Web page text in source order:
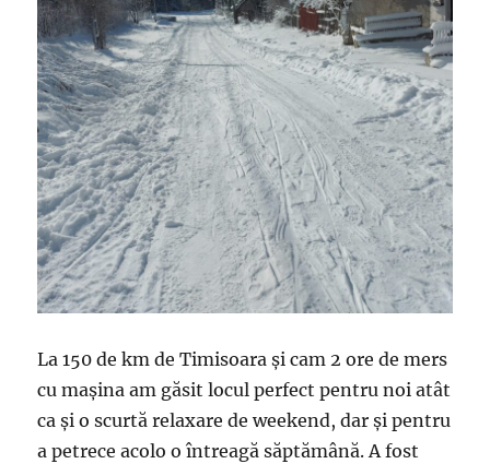
La 150 de km de Timisoara și cam 2 ore de mers
cu mașina am găsit locul perfect pentru noi atât
ca și o scurtă relaxare de weekend, dar și pentru
a petrece acolo o întreagă săptămână. A fost